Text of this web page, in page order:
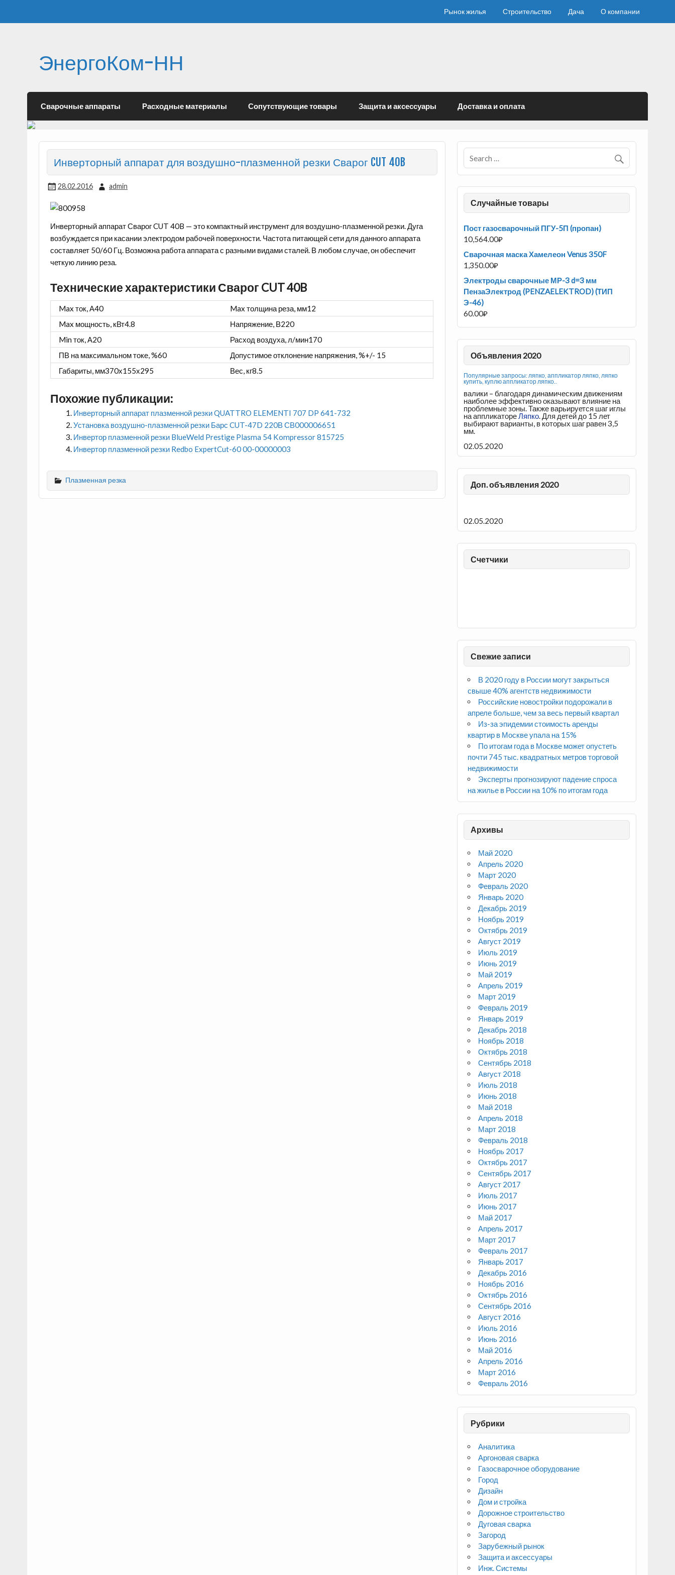
Рынок жилья Строительство Дача О компании
ЭнергоКом-НН
Сварочные аппараты Расходные материалы Сопутствующие товары Защита и аксессуары Доставка и оплата
Инверторный аппарат для воздушно-плазменной резки Сварог CUT 40B
28.02.2016 admin
Инверторный аппарат Сварог CUT 40B — это компактный инструмент для воздушно-плазменной резки. Дуга
возбуждается при касании электродом рабочей поверхности. Частота питающей сети для данного аппарата
составляет 50/60 Гц. Возможна работа аппарата с разными видами сталей. В любом случае, он обеспечит
четкую линию реза.
Технические характеристики Сварог CUT 40B
Max ток, А40 Max толщина реза, мм12
Max мощность, кВт4.8 Напряжение, В220
Min ток, А20 Расход воздуха, л/мин170
ПВ на максимальном токе, %60 Допустимое отклонение напряжения, %+/- 15
Габариты, мм370х155х295 Вес, кг8.5
Похожие публикации:
Инверторный аппарат плазменной резки QUATTRO ELEMENTI 707 DP 641-732
Установка воздушно-плазменной резки Барс CUT-47D 220В СВ000006651
Инвертор плазменной резки BlueWeld Prestige Plasma 54 Kompressor 815725
Инвертор плазменной резки Redbo ExpertCut-60 00-00000003
Плазменная резка
Случайные товары
Пост газосварочный ПГУ-5П (пропан)
10,564.00₽
Сварочная маска Хамелеон Venus 350F
1,350.00₽
Электроды сварочные МР-3 d=3 мм
ПензаЭлектрод (PENZAELEKTROD) (ТИП
Э-46)
60.00₽
Объявления 2020
Популярные запросы: ляпко, аппликатор ляпко, ляпко
купить, куплю аппликатор ляпко..
валики – благодаря динамическим движениям
наиболее эффективно оказывают влияние на
проблемные зоны. Также варьируется шаг иглы
на аппликатореЛяпко. Для детей до 15 лет
выбирают варианты, в которых шаг равен 3,5
мм.
02.05.2020
Доп. объявления 2020
02.05.2020
Счетчики
Свежие записи
В 2020 году в России могут закрыться
свыше 40% агентств недвижимости
Российские новостройки подорожали в
апреле больше, чем за весь первый квартал
Из-за эпидемии стоимость аренды
квартир в Москве упала на 15%
По итогам года в Москве может опустеть
почти 745 тыс. квадратных метров торговой
недвижимости
Эксперты прогнозируют падение спроса
на жилье в России на 10% по итогам года
Архивы
Май 2020
Апрель 2020
Март 2020
Февраль 2020
Январь 2020
Декабрь 2019
Ноябрь 2019
Октябрь 2019
Август 2019
Июль 2019
Июнь 2019
Май 2019
Апрель 2019
Март 2019
Февраль 2019
Январь 2019
Декабрь 2018
Ноябрь 2018
Октябрь 2018
Сентябрь 2018
Август 2018
Июль 2018
Июнь 2018
Май 2018
Апрель 2018
Март 2018
Февраль 2018
Ноябрь 2017
Октябрь 2017
Сентябрь 2017
Август 2017
Июль 2017
Июнь 2017
Май 2017
Апрель 2017
Март 2017
Февраль 2017
Январь 2017
Декабрь 2016
Ноябрь 2016
Октябрь 2016
Сентябрь 2016
Август 2016
Июль 2016
Июнь 2016
Май 2016
Апрель 2016
Март 2016
Февраль 2016
Рубрики
Аналитика
Аргоновая сварка
Газосварочное оборудование
Город
Дизайн
Дом и стройка
Дорожное строительство
Дуговая сварка
Загород
Зарубежный рынок
Защита и аксессуары
Инж. Системы